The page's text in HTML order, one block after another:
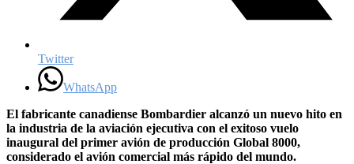
Twitter
WhatsApp
El fabricante canadiense Bombardier alcanzó un nuevo hito en
la industria de la aviación ejecutiva con el exitoso vuelo
inaugural del primer avión de producción Global 8000,
considerado el avión comercial más rápido del mundo.